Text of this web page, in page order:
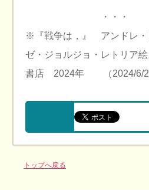
・・・
※『戦争は，』 アンドレ・
ゼ・ジョルジョ・レトリア
書店 2024年 （2024/6/
トップへ戻る